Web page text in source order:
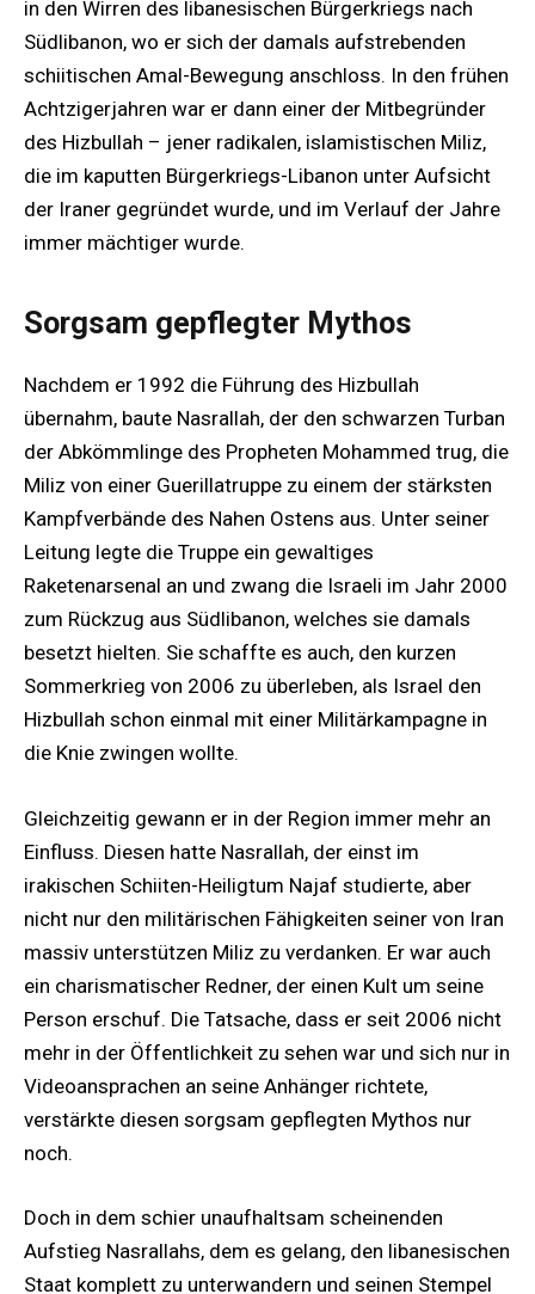
in den Wirren des libanesischen Bürgerkriegs nach
Südlibanon, wo er sich der damals aufstrebenden
schiitischen Amal-Bewegung anschloss. In den frühen
Achtzigerjahren war er dann einer der Mitbegründer
des Hizbullah – jener radikalen, islamistischen Miliz,
die im kaputten Bürgerkriegs-Libanon unter Aufsicht
der Iraner gegründet wurde, und im Verlauf der Jahre
immer mächtiger wurde.
Sorgsam gepflegter Mythos
Nachdem er 1992 die Führung des Hizbullah
übernahm, baute Nasrallah, der den schwarzen Turban
der Abkömmlinge des Propheten Mohammed trug, die
Miliz von einer Guerillatruppe zu einem der stärksten
Kampfverbände des Nahen Ostens aus. Unter seiner
Leitung legte die Truppe ein gewaltiges
Raketenarsenal an und zwang die Israeli im Jahr 2000
zum Rückzug aus Südlibanon, welches sie damals
besetzt hielten. Sie schaffte es auch, den kurzen
Sommerkrieg von 2006 zu überleben, als Israel den
Hizbullah schon einmal mit einer Militärkampagne in
die Knie zwingen wollte.
Gleichzeitig gewann er in der Region immer mehr an
Einfluss. Diesen hatte Nasrallah, der einst im
irakischen Schiiten-Heiligtum Najaf studierte, aber
nicht nur den militärischen Fähigkeiten seiner von Iran
massiv unterstützen Miliz zu verdanken. Er war auch
ein charismatischer Redner, der einen Kult um seine
Person erschuf. Die Tatsache, dass er seit 2006 nicht
mehr in der Öffentlichkeit zu sehen war und sich nur in
Videoansprachen an seine Anhänger richtete,
verstärkte diesen sorgsam gepflegten Mythos nur
noch.
Doch in dem schier unaufhaltsam scheinenden
Aufstieg Nasrallahs, dem es gelang, den libanesischen
Staat komplett zu unterwandern und seinen Stempel